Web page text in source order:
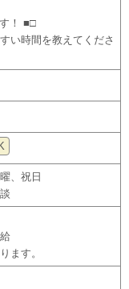
！ ■□
い時間を教えてくださ
、祝日
ます。